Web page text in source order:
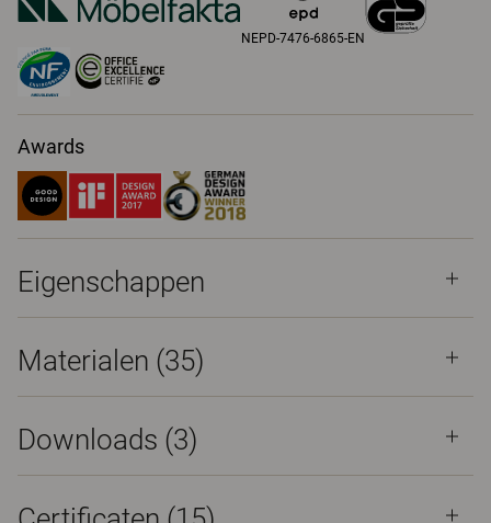
NEPD-7476-6865-EN
Awards
Eigenschappen
Materialen (35)
Downloads (3)